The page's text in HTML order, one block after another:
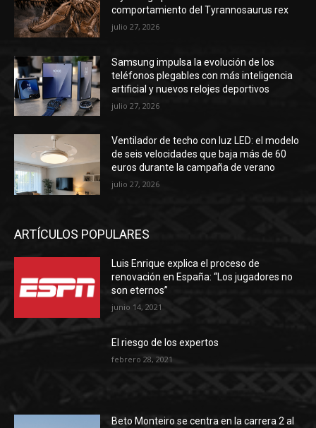
comportamiento del Tyrannosaurus rex
julio 27, 2026
Samsung impulsa la evolución de los
teléfonos plegables con más inteligencia
artificial y nuevos relojes deportivos
julio 27, 2026
Ventilador de techo con luz LED: el modelo
de seis velocidades que baja más de 60
euros durante la campaña de verano
julio 27, 2026
ARTÍCULOS POPULARES
Luis Enrique explica el proceso de
renovación en España: “Los jugadores no
son eternos”
junio 14, 2021
El riesgo de los expertos
febrero 28, 2021
Beto Monteiro se centra en la carrera 2 al